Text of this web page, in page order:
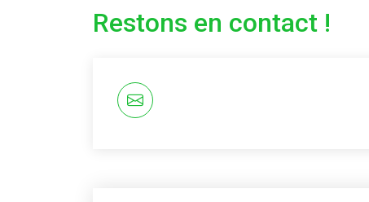
Restons en contact !